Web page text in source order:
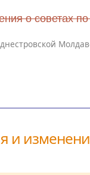
о советах
и